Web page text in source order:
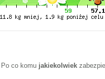
Po co komu jakiekolwiek